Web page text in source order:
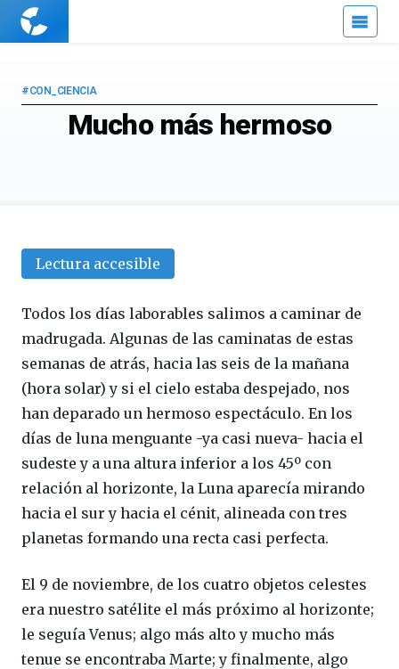
Cuaderno
Mucho más hermoso
#CON_CIENCIA
Lectura accesible
Todos los días laborables salimos a caminar de
madrugada. Algunas de las caminatas de estas
semanas de atrás, hacia las seis de la mañana
(hora solar) y si el cielo estaba despejado, nos
han deparado un hermoso espectáculo. En los
días de luna menguante -ya casi nueva- hacia el
sudeste y a una altura inferior a los 45º con
relación al horizonte, la Luna aparecía mirando
hacia el sur y hacia el cénit, alineada con tres
planetas formando una recta casi perfecta.
El 9 de noviembre, de los cuatro objetos celestes
era nuestro satélite el más próximo al horizonte;
le seguía Venus; algo más alto y mucho más
tenue se encontraba Marte; y finalmente, algo